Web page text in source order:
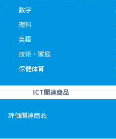
数学
理科
英語
技術・家庭
保健体育
ICT関連商品
評価関連商品